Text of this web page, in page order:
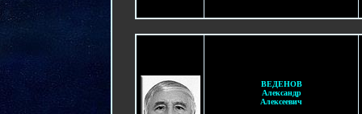
ВЕДЕНОВ
Александр
Алексеевич